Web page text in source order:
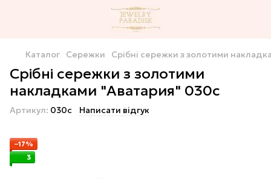
Каталог Сережки Срібні сережки з золотими
Срібні сережки з золотими
накладками "Аватария" 030с
Артикул: 030с Написати відгук
−17%
3